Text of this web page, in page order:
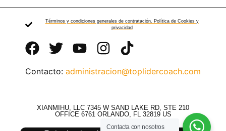
Términos y condiciones generales de contratación. Política de Cookies y
privacidad
Contacto: administracion@toplidercoach.com
XIANMIHU, LLC 7345 W SAND LAKE RD, STE 210
OFFICE 6761 ORLANDO, FL 32819 US
Contacta con nosotros